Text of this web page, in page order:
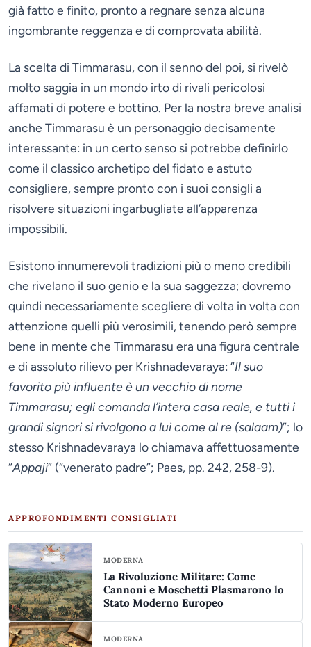
già fatto e finito, pronto a regnare senza alcuna
ingombrante reggenza e di comprovata abilità.
La scelta di Timmarasu, con il senno del poi, si rivelò
molto saggia in un mondo irto di rivali pericolosi
affamati di potere e bottino. Per la nostra breve analisi
anche Timmarasu è un personaggio decisamente
interessante: in un certo senso si potrebbe definirlo
come il classico archetipo del fidato e astuto
consigliere, sempre pronto con i suoi consigli a
risolvere situazioni ingarbugliate all’apparenza
impossibili.
Esistono innumerevoli tradizioni più o meno credibili
che rivelano il suo genio e la sua saggezza; dovremo
quindi necessariamente scegliere di volta in volta con
attenzione quelli più verosimili, tenendo però sempre
bene in mente che Timmarasu era una figura centrale
e di assoluto rilievo per Krishnadevaraya: “Il suo
favorito più influente è un vecchio di nome
Timmarasu; egli comanda l’intera casa reale, e tutti i
grandi signori si rivolgono a lui come al re (salaam)”; lo
stesso Krishnadevaraya lo chiamava affettuosamente
“Appaji” (“venerato padre”; Paes, pp. 242, 258-9).
APPROFONDIMENTI CONSIGLIATI
MODERNA
La Rivoluzione Militare: Come
Cannoni e Moschetti Plasmarono lo
Stato Moderno Europeo
MODERNA